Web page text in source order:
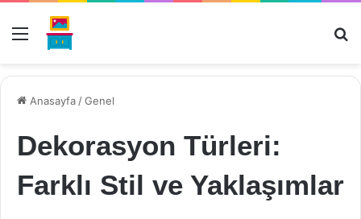
Menü
Anasayfa /Genel
Dekorasyon Türleri:
Farklı Stil ve Yaklaşımlar